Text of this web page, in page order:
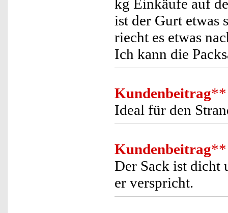
kg Einkäufe auf
ist der Gurt etwas
riecht es etwas
Ich kann die
Kundenbeitrag**
Ideal für den
Kundenbeitrag**
Der Sack ist dicht
er verspricht.